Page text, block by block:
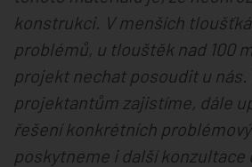
konstrukci. V menších
problémů, u tlouštěk nad 100
projekt nechat posoudit u
projektantům zajistíme, dále
řešení konkrétních
poskytneme i další konzultace